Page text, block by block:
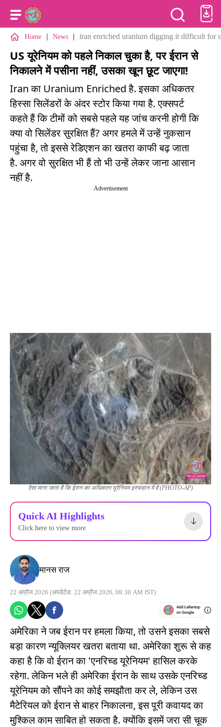
Home | News | iran enriched uranium digging it difficult for
US यूरेनियम को पहले निकाल चुका है, पर ईरान से
निकालने में पसीना नहीं, उसका खून छूट जाएगा!
Iran का Uranium Enriched है. इसका अधिकतर
हिस्सा सिलेंडरों के अंदर स्टोर किया गया है. एक्सपर्ट
कहते हैं कि टीमों को सबसे पहले यह जांच करनी होगी कि
क्या वो सिलेंडर सुरक्षित हैं? अगर हमले में उन्हें नुकसान
पहुंचा है, तो इससे रेडिएशन का खतरा काफी बढ़ जाता
है. अगर वो सुरक्षित भी हैं तो भी उन्हें लेकर जाना आसान
नहीं है.
Advertisement
ऐसा माना जाता है कि ईरान का अधिकतर यूरेनियम इस्फहान में है (PHOTO-AP)
Quick AI Highlights
Click here to view more
मानस राज
22 अप्रैल 2026 (अपडेटेड: 22 अप्रैल 2026, 08:30 AM IST)
अमेरिका ने जब ईरान पर हमला किया, तो उसने इसका सबसे
बड़ा कारण न्यूक्लियर खतरा बताया था. अमेरिका शुरू से कह
कहा है कि वो ईरान का 'एनरिच्ड यूरेनियम' हासिल करके
रहेगा. लेकिन भले ही अमेरिका ईरान के साथ उसके एनरिच्ड
यूरेनियम को सौंपने का कोई समझौता कर ले, लेकिन उस
मैटेरियल को ईरान से बाहर निकालना, इस पूरी कवायद का
मुश्किल काम साबित हो सकता है. क्योंकि इसमें जरा सी चूक